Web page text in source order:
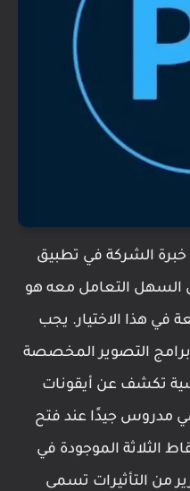
الشركة في تطبيق
السهل التعامل معه هو
في هذا الاختيار. يجب
برامج التصوير المخصصة
تكشف عن أيقونات
مدروس جيدًا عند فتح
الثلاثة الموجودة في
من التأثيرات تسمى